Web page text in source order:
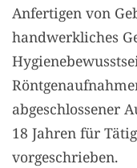
Anfertigen von
handwerkliches
abgeschlossener
18 Jahren für
vorgeschrieben.